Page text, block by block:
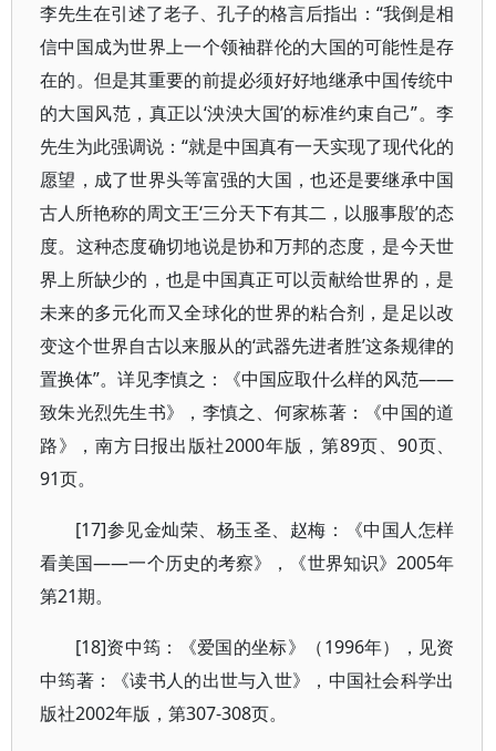
李先生在引述了老子、孔子的格言后指出：“我倒是相
信中国成为世界上一个领袖群伦的大国的可能性是存
在的。但是其重要的前提必须好好地继承中国传统中
的大国风范，真正以‘泱泱大国’的标准约束自己”。李
先生为此强调说：“就是中国真有一天实现了现代化的
愿望，成了世界头等富强的大国，也还是要继承中国
古人所艳称的周文王‘三分天下有其二，以服事殷’的态
度。这种态度确切地说是协和万邦的态度，是今天世
界上所缺少的，也是中国真正可以贡献给世界的，是
未来的多元化而又全球化的世界的粘合剂，是足以改
变这个世界自古以来服从的‘武器先进者胜’这条规律的
置换体”。详见李慎之：《中国应取什么样的风范——
致朱光烈先生书》，李慎之、何家栋著：《中国的道
路》，南方日报出版社2000年版，第89页、90页、
91页。
[17]参见金灿荣、杨玉圣、赵梅：《中国人怎样
看美国——一个历史的考察》，《世界知识》2005年
第21期。
[18]资中筠：《爱国的坐标》（1996年），见资
中筠著：《读书人的出世与入世》，中国社会科学出
版社2002年版，第307-308页。